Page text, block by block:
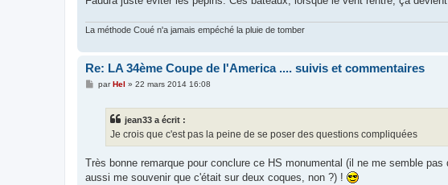
La méthode Coué n'a jamais empéché la pluie de tomber
Re: LA 34ème Coupe de l'America .... suivis et commentaires
MparHel » 22 mars 2014 16:08
jean33 a écrit :
Je crois que c'est pas la peine de se poser des questions compliquées
Très bonne remarque pour conclure ce HS monumental (il ne me semble
aussi me souvenir que c'était sur deux coques, non ?) !